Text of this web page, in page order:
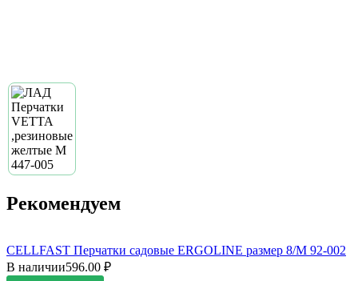
Рекомендуем
CELLFAST Перчатки садовые ERGOLINE размер 8/M 92-002
В наличии596.00 ₽